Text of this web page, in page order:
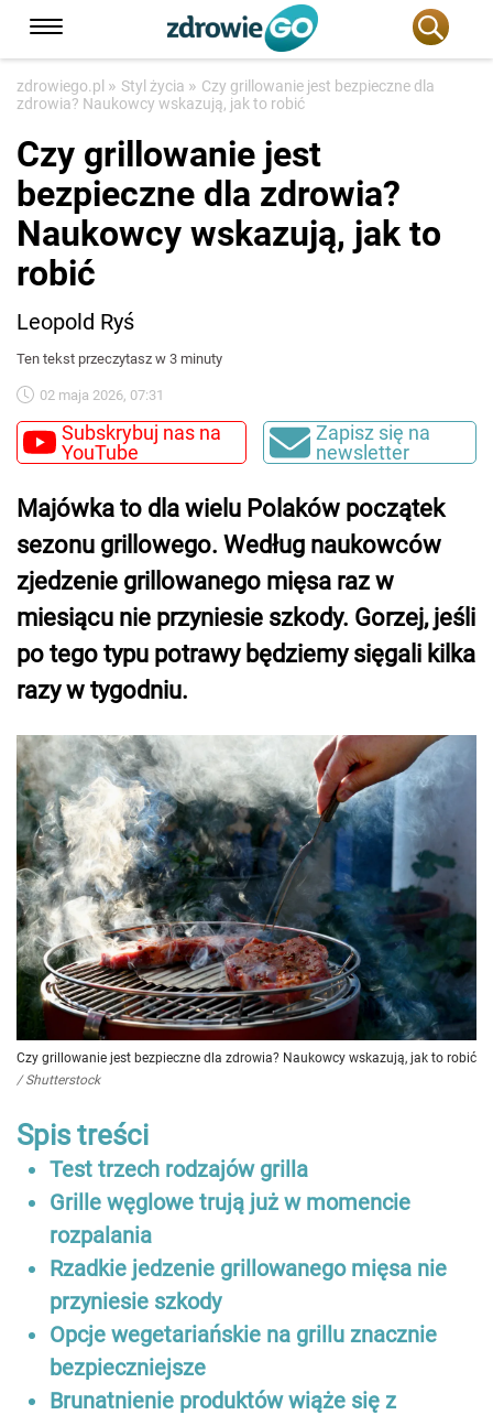
zdrowiego.pl » Styl życia » Czy grillowanie jest bezpieczne dla
zdrowia? Naukowcy wskazują, jak to robić
Czy grillowanie jest
bezpieczne dla zdrowia?
Naukowcy wskazują, jak to
robić
Leopold Ryś
Ten tekst przeczytasz w 3 minuty
02 maja 2026, 07:31
Subskrybuj nas na
YouTube
Zapisz się na
newsletter
Majówka to dla wielu Polaków początek
sezonu grillowego. Według naukowców
zjedzenie grillowanego mięsa raz w
miesiącu nie przyniesie szkody. Gorzej, jeśli
po tego typu potrawy będziemy sięgali kilka
razy w tygodniu.
Czy grillowanie jest bezpieczne dla zdrowia? Naukowcy wskazują, jak to robić
/ Shutterstock
Spis treści
Test trzech rodzajów grilla
Grille węglowe trują już w momencie
rozpalania
Rzadkie jedzenie grillowanego mięsa nie
przyniesie szkody
Opcje wegetariańskie na grillu znacznie
bezpieczniejsze
Brunatnienie produktów wiąże się z